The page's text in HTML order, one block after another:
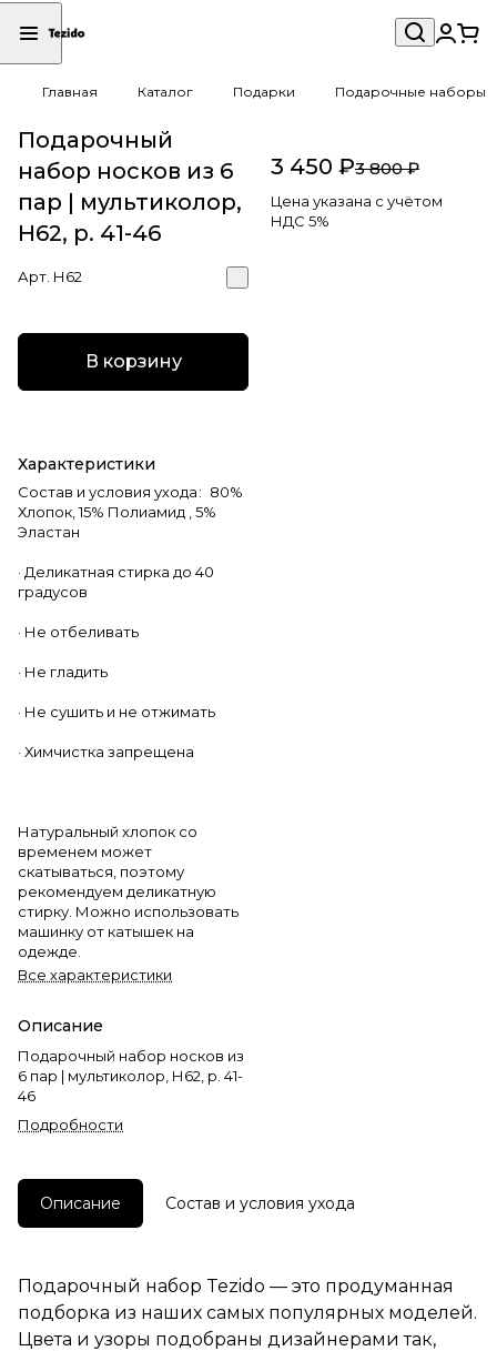
Главная Каталог Подарки Подарочные наборы
Подарочный
набор носков из 6
пар | мультиколор,
Н62, р. 41-46
Арт. Н62
В корзину
Характеристики
Состав и условия ухода: 80%
Хлопок, 15% Полиамид , 5%
Эластан
· Деликатная стирка до 40
градусов
· Не отбеливать
· Не гладить
· Не сушить и не отжимать
· Химчистка запрещена
Натуральный хлопок со
временем может
скатываться, поэтому
рекомендуем деликатную
стирку. Можно использовать
машинку от катышек на
одежде.
Все характеристики
Описание
Подарочный набор носков из
6 пар | мультиколор, Н62, р. 41-
46
Подробности
3 450 ₽3 800 ₽
Цена указана с учётом
НДС 5%
Описание Состав и условия ухода
Подарочный набор Tezido — это продуманная
подборка из наших самых популярных моделей.
Цвета и узоры подобраны дизайнерами так,